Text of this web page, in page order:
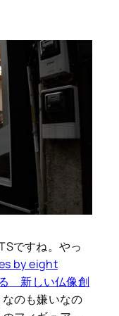
ですね。やっ
by eight
新しい仏像創
のも嫌いなの